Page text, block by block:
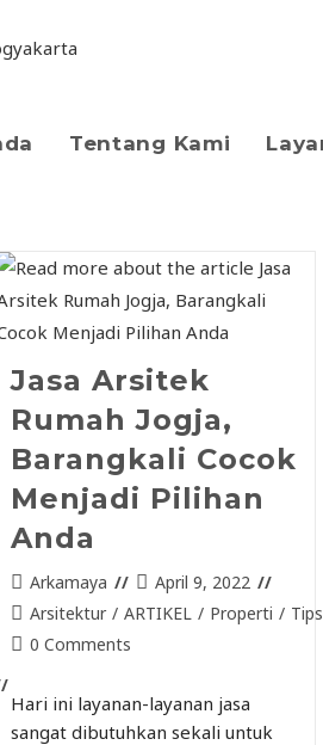
Tentang Kami
Jasa Arsitek
Rumah Jogja,
Barangkali Cocok
Menjadi Pilihan
Anda
Arkamaya
April 9, 2022
Arsitektur / ARTIKEL / Properti / Tips
0 Comments
Hari ini layanan-layanan jasa
sangat dibutuhkan sekali untuk